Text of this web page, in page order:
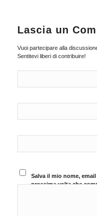
Lascia un
Vuoi partecipare alla
Sentitevi liberi di contribuire!
Salva il mio nome,
prossima volta che